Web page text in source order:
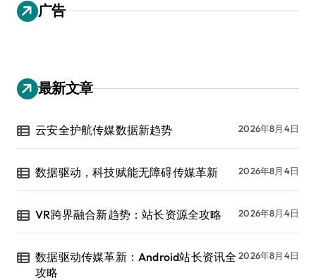
广告
最新文章
云安全护航传媒数据新趋势 2026年8月4日
数据驱动，科技赋能无障碍传媒革新 2026年8月4日
VR跨界融合新趋势：站长资源全攻略 2026年8月4日
数据驱动传媒革新：Android站长资讯全
攻略
2026年8月4日